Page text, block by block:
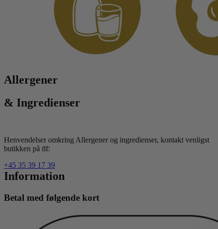
Allergener
& Ingredienser
Henvendelser omkring Allergener og ingredienser, kontakt venligst
butikken på tlf:
+45 35 39 17 39
Information
Betal med følgende kort